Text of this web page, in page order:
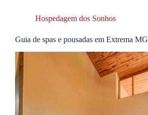
Hospedagem dos Sonhos
Guia de spas e pousadas em Extrema MG